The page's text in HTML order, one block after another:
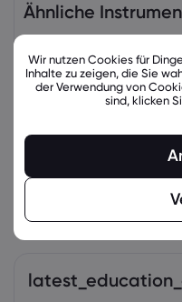
Ähnliche
Wir nutzen Cookies für
Inhalte zu zeigen, die Sie
der Verwendung von
sind, klicken